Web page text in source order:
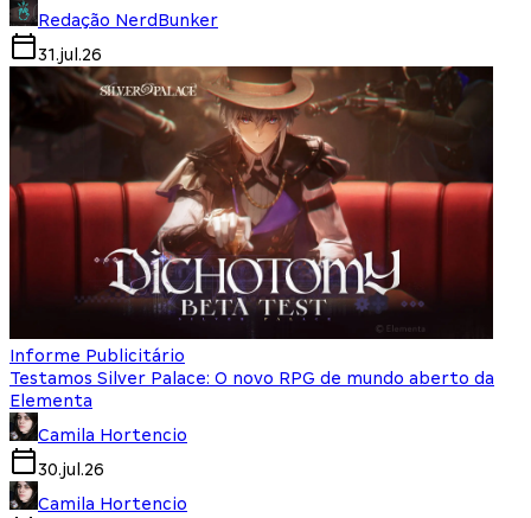
Redação NerdBunker
31.jul.26
Informe Publicitário
Testamos Silver Palace: O novo RPG de mundo aberto da
Elementa
Camila Hortencio
30.jul.26
Camila Hortencio